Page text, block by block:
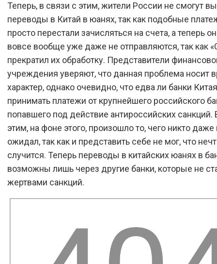
Теперь, в связи с этим, жители России не смогут
переводы в Китай в юанях, так как подобные
просто перестали зачисляться на счета, а теперь
вовсе вообще уже даже не отправляются, так как
прекратил их обработку. Представители
учреждения уверяют, что данная проблема носит
характер, однако очевидно, что едва ли банки
принимать платежи от крупнейшего российского
попавшего под действие антироссийских санкций.
этим, на фоне этого, произошло то, чего никто даже
ожидал, так как и представить себе не мог, что
случится. Теперь переводы в китайских юанях в
возможны лишь через другие банки, которые не
жертвами санкций.